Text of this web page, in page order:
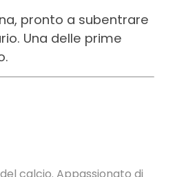
pronto a subentrare
Una delle prime
calcio. Appassionato di